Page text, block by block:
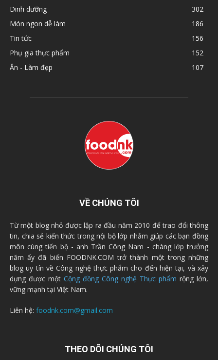
Dinh dưỡng
302
Món ngon dễ làm
186
Tin tức
156
Phụ gia thực phẩm
152
Ăn - Làm đẹp
107
VỀ CHÚNG TÔI
Từ một blog nhỏ được lập ra đầu năm 2010 để trao đổi thông
tin, chia sẻ kiến thức trong nội bộ lớp nhằm giúp các bạn đồng
môn cùng tiến bộ - anh Trần Công Nam - chàng lớp trưởng
năm ấy đã biến FOODNK.COM trở thành một trong những
blog uy tín về Công nghệ thực phẩm cho đến hiện tại, và xây
dựng được một Cộng đồng Công nghệ Thực phẩm rộng lớn,
vững mạnh tại Việt Nam.
Liên hệ: foodnk.com@gmail.com
THEO DÕI CHÚNG TÔI